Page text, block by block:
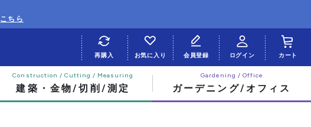
こちら
建築・金物/切削/測定 ガーデニング/オフィス
再購入 お気に入り 会員登録 ログイン カート